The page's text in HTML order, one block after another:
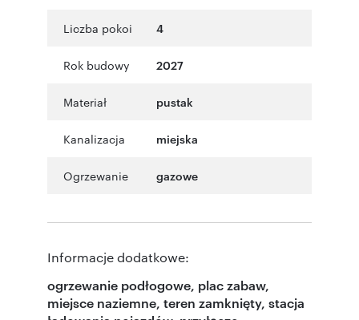
Liczba pokoi 4
Rok budowy 2027
Materiał pustak
Kanalizacja miejska
Ogrzewanie gazowe
Informacje dodatkowe:
ogrzewanie podłogowe, plac zabaw,
miejsce naziemne, teren zamknięty, stacja